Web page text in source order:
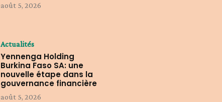
août 5, 2026
Actualités
Yennenga Holding
Burkina Faso SA: une
nouvelle étape dans la
gouvernance financière
août 5, 2026